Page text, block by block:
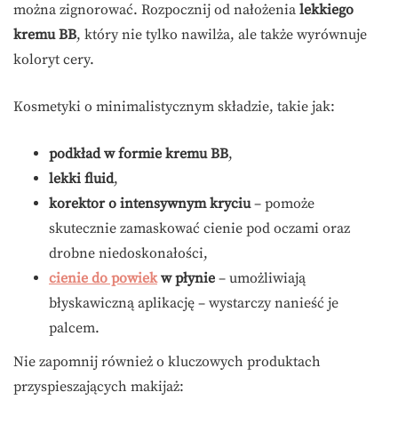
można zignorować. Rozpocznij od nałożenia lekkiego
kremu BB, który nie tylko nawilża, ale także wyrównuje
koloryt cery.
Kosmetyki o minimalistycznym składzie, takie jak:
podkład w formie kremu BB,
lekki fluid,
korektor o intensywnym kryciu– pomoże
skutecznie zamaskować cienie pod oczami oraz
drobne niedoskonałości,
cienie do powiekw płynie – umożliwiają
błyskawiczną aplikację – wystarczy nanieść je
palcem.
Nie zapomnij również o kluczowych produktach
przyspieszających makijaż: